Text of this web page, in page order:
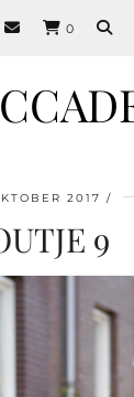
0
2017
9